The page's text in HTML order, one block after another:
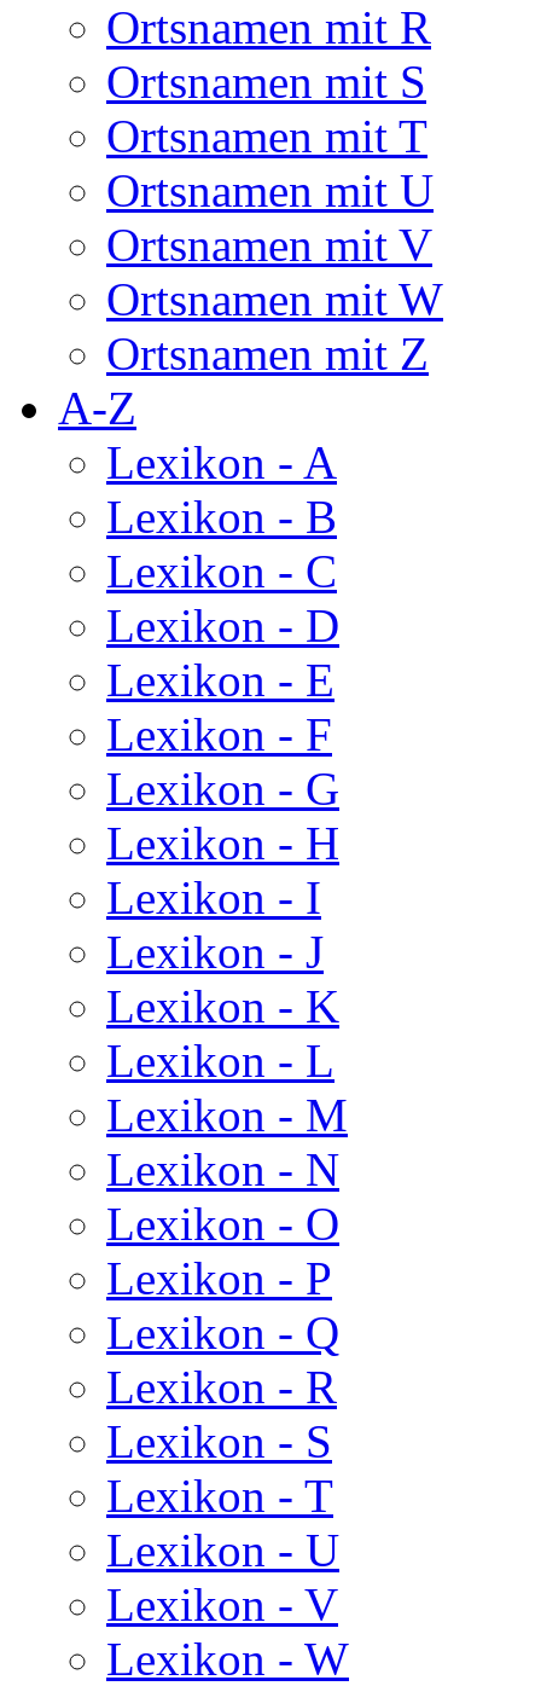
Ortsnamen mit R
Ortsnamen mit S
Ortsnamen mit T
Ortsnamen mit U
Ortsnamen mit V
Ortsnamen mit W
Ortsnamen mit Z
A-Z
Lexikon - A
Lexikon - B
Lexikon - C
Lexikon - D
Lexikon - E
Lexikon - F
Lexikon - G
Lexikon - H
Lexikon - I
Lexikon - J
Lexikon - K
Lexikon - L
Lexikon - M
Lexikon - N
Lexikon - O
Lexikon - P
Lexikon - Q
Lexikon - R
Lexikon - S
Lexikon - T
Lexikon - U
Lexikon - V
Lexikon - W